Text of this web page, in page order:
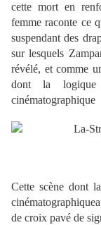
cette mort en
femme raconte ce
suspendant des
sur lesquels
révélé, et comme
dont la logique
cinématographique
Cette scène dont
cinématographique
de croix pavé de